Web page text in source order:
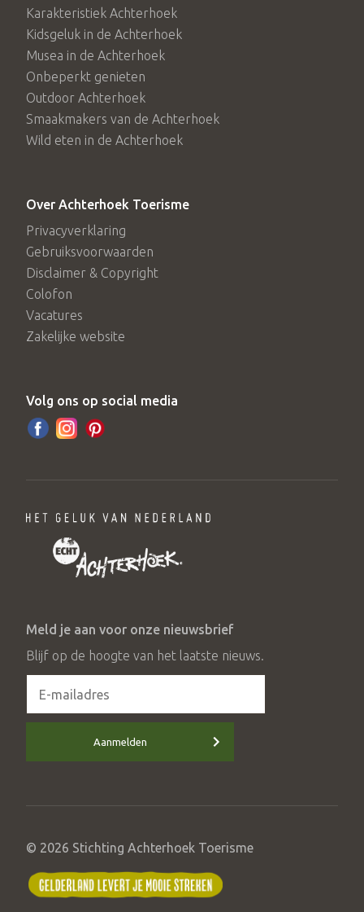
Karakteristiek Achterhoek
Kidsgeluk in de Achterhoek
Musea in de Achterhoek
Onbeperkt genieten
Outdoor Achterhoek
Smaakmakers van de Achterhoek
Wild eten in de Achterhoek
Over Achterhoek Toerisme
Privacyverklaring
Gebruiksvoorwaarden
Disclaimer & Copyright
Colofon
Vacatures
Zakelijke website
Volg ons op social media
Meld je aan voor onze nieuwsbrief
Blijf op de hoogte van het laatste nieuws.
Aanmelden
© 2026 Stichting Achterhoek Toerisme